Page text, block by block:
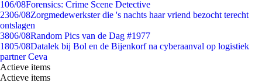
106/08Forensics: Crime Scene Detective
2306/08Zorgmedewerkster die 's nachts haar vriend bezocht terecht
ontslagen
3806/08Random Pics van de Dag #1977
1805/08Datalek bij Bol en de Bijenkorf na cyberaanval op logistiek
partner Ceva
Actieve items
Actieve items